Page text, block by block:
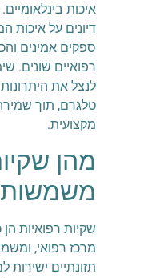
איכות
דיונים על איכות
ספקים אמינים
רפואיים שונים.
לנצל את
טלגרם, תוך
מקצועית.
מהן
שקיות רפואיות
מרכז רפואי,
תזונתיים ישירות